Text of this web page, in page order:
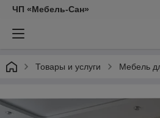
ЧП «Мебель-Сан»
Товары и услуги Мебель